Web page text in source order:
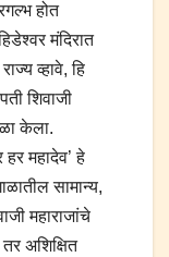
होत
मंदिरात
व्हावे, हि
शिवाजी
केला.
हर महादेव’ हे
सामान्य,
महाराजांचे
अशिक्षित